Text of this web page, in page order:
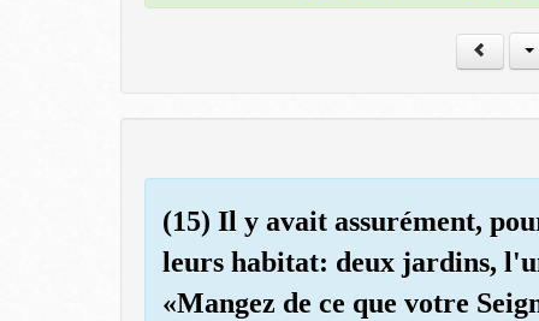
(15) Il y avait assurément,
leurs habitat: deux jardins,
«Mangez de ce que votre